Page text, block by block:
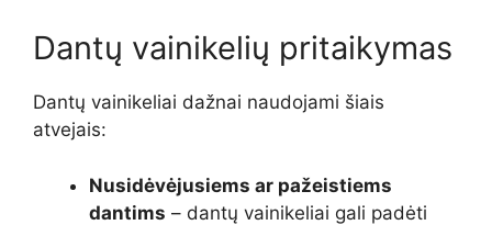
Dantų vainikelių pritaikymas
Dantų vainikeliai dažnai naudojami šiais
atvejais:
Nusidėvėjusiems ar pažeistiems
dantims – dantų vainikeliai gali padėti